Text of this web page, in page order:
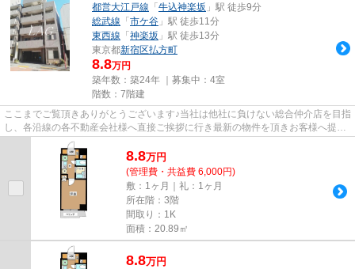
都営大江戸線 「 牛込神楽坂 」駅 徒歩9分
総武線 「 市ケ谷 」駅 徒歩11分
東西線 「 神楽坂 」駅 徒歩13分
東京都新宿区払方町
8.8万円
築年数：築24年 ｜募集中： 4室
階数：7階建
ここまでご覧頂きありがとうございます♪当社は他社に負けない総合仲介店を目指
し、各沿線の各不動産会社様へ直接ご挨拶に行き最新の物件を頂きお客様へ提供
しております！最新の情報は...
8.8万円
(管理費・共益費 6,000円)
敷：1ヶ月｜礼：1ヶ月
所在階：3階
間取り：1K
面積：20.89㎡
8.8万円